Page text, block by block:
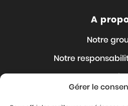
Gérer le
A
Notre
Notre
Nos